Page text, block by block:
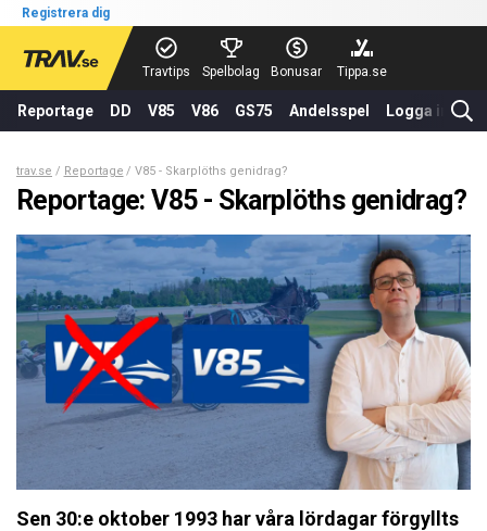
Registrera dig
Travtips Spelbolag Bonusar Tippa.se
Reportage DD V85 V86 GS75 Andelsspel Logga in
trav.se Reportage V85 - Skarplöths genidrag?
Reportage: V85 - Skarplöths genidrag?
Sen 30:e oktober 1993 har våra lördagar förgyllts